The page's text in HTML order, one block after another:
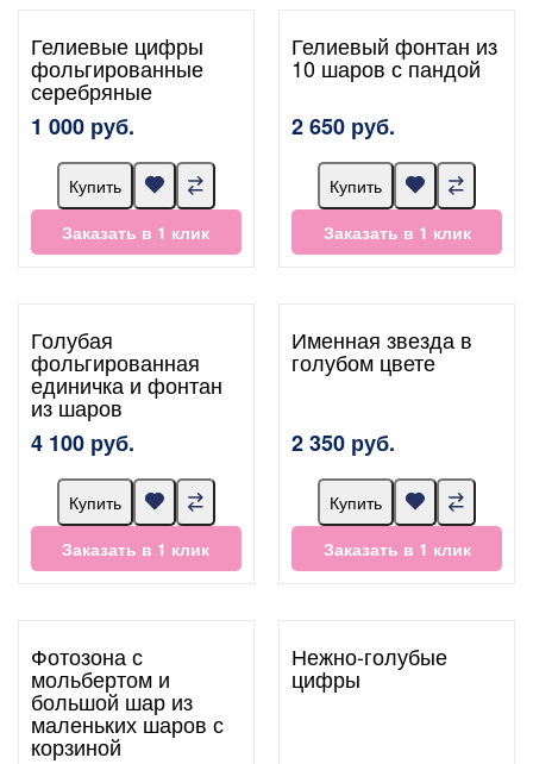
Гелиевые цифры
фольгированные
серебряные
1 000 руб.
Купить
Заказать в 1 клик
Гелиевый фонтан из
10 шаров с пандой
2 650 руб.
Купить
Заказать в 1 клик
Голубая
фольгированная
единичка и фонтан
из шаров
4 100 руб.
Купить
Заказать в 1 клик
Именная звезда в
голубом цвете
2 350 руб.
Купить
Заказать в 1 клик
Фотозона с
мольбертом и
большой шар из
маленьких шаров с
корзиной
Нежно-голубые
цифры